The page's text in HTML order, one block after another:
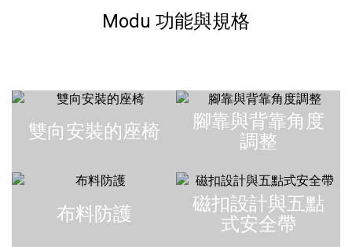
Modu 功能與規格
雙向安裝的座椅
腳靠與背靠角度
調整
布料防護
磁扣設計與五點
式安全帶